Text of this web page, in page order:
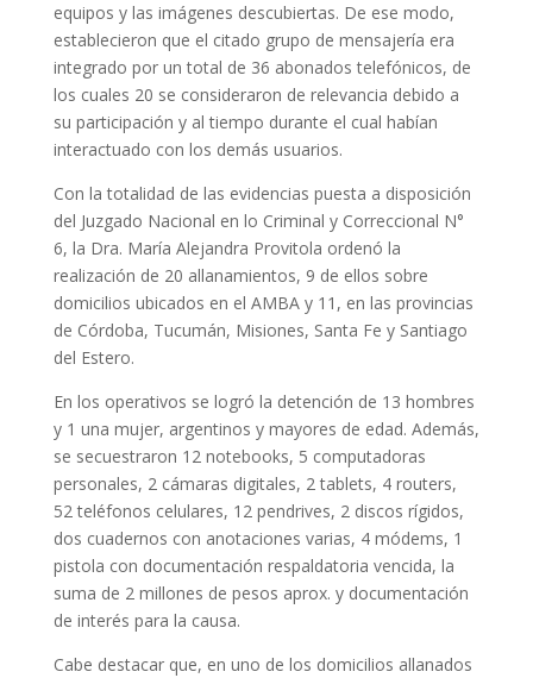
equipos y las imágenes descubiertas. De ese modo,
establecieron que el citado grupo de mensajería era
integrado por un total de 36 abonados telefónicos, de
los cuales 20 se consideraron de relevancia debido a
su participación y al tiempo durante el cual habían
interactuado con los demás usuarios.
Con la totalidad de las evidencias puesta a disposición
del Juzgado Nacional en lo Criminal y Correccional N°
6, la Dra. María Alejandra Provitola ordenó la
realización de 20 allanamientos, 9 de ellos sobre
domicilios ubicados en el AMBA y 11, en las provincias
de Córdoba, Tucumán, Misiones, Santa Fe y Santiago
del Estero.
En los operativos se logró la detención de 13 hombres
y 1 una mujer, argentinos y mayores de edad. Además,
se secuestraron 12 notebooks, 5 computadoras
personales, 2 cámaras digitales, 2 tablets, 4 routers,
52 teléfonos celulares, 12 pendrives, 2 discos rígidos,
dos cuadernos con anotaciones varias, 4 módems, 1
pistola con documentación respaldatoria vencida, la
suma de 2 millones de pesos aprox. y documentación
de interés para la causa.
Cabe destacar que, en uno de los domicilios allanados